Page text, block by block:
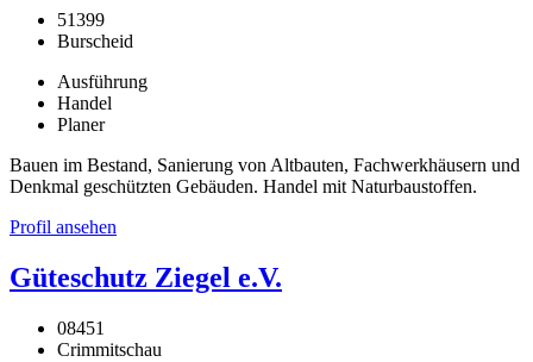
51399
Burscheid
Ausführung
Handel
Planer
Bauen im Bestand, Sanierung von Altbauten, Fachwerkhäusern und
Denkmal geschützten Gebäuden. Handel mit Naturbaustoffen.
Profil ansehen
Güteschutz Ziegel e.V.
08451
Crimmitschau